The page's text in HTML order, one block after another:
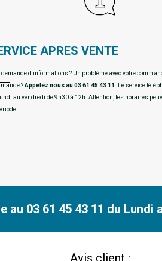
APRES VENTE
demande d'informations ? Un problème avec votre
?Appelez nous au 03 61 45 43 11
. Le service
au vendredi de 9h30 à 12h. Attention, les horaires
au 03 61 45 43 11 du Lundi
Avis client :